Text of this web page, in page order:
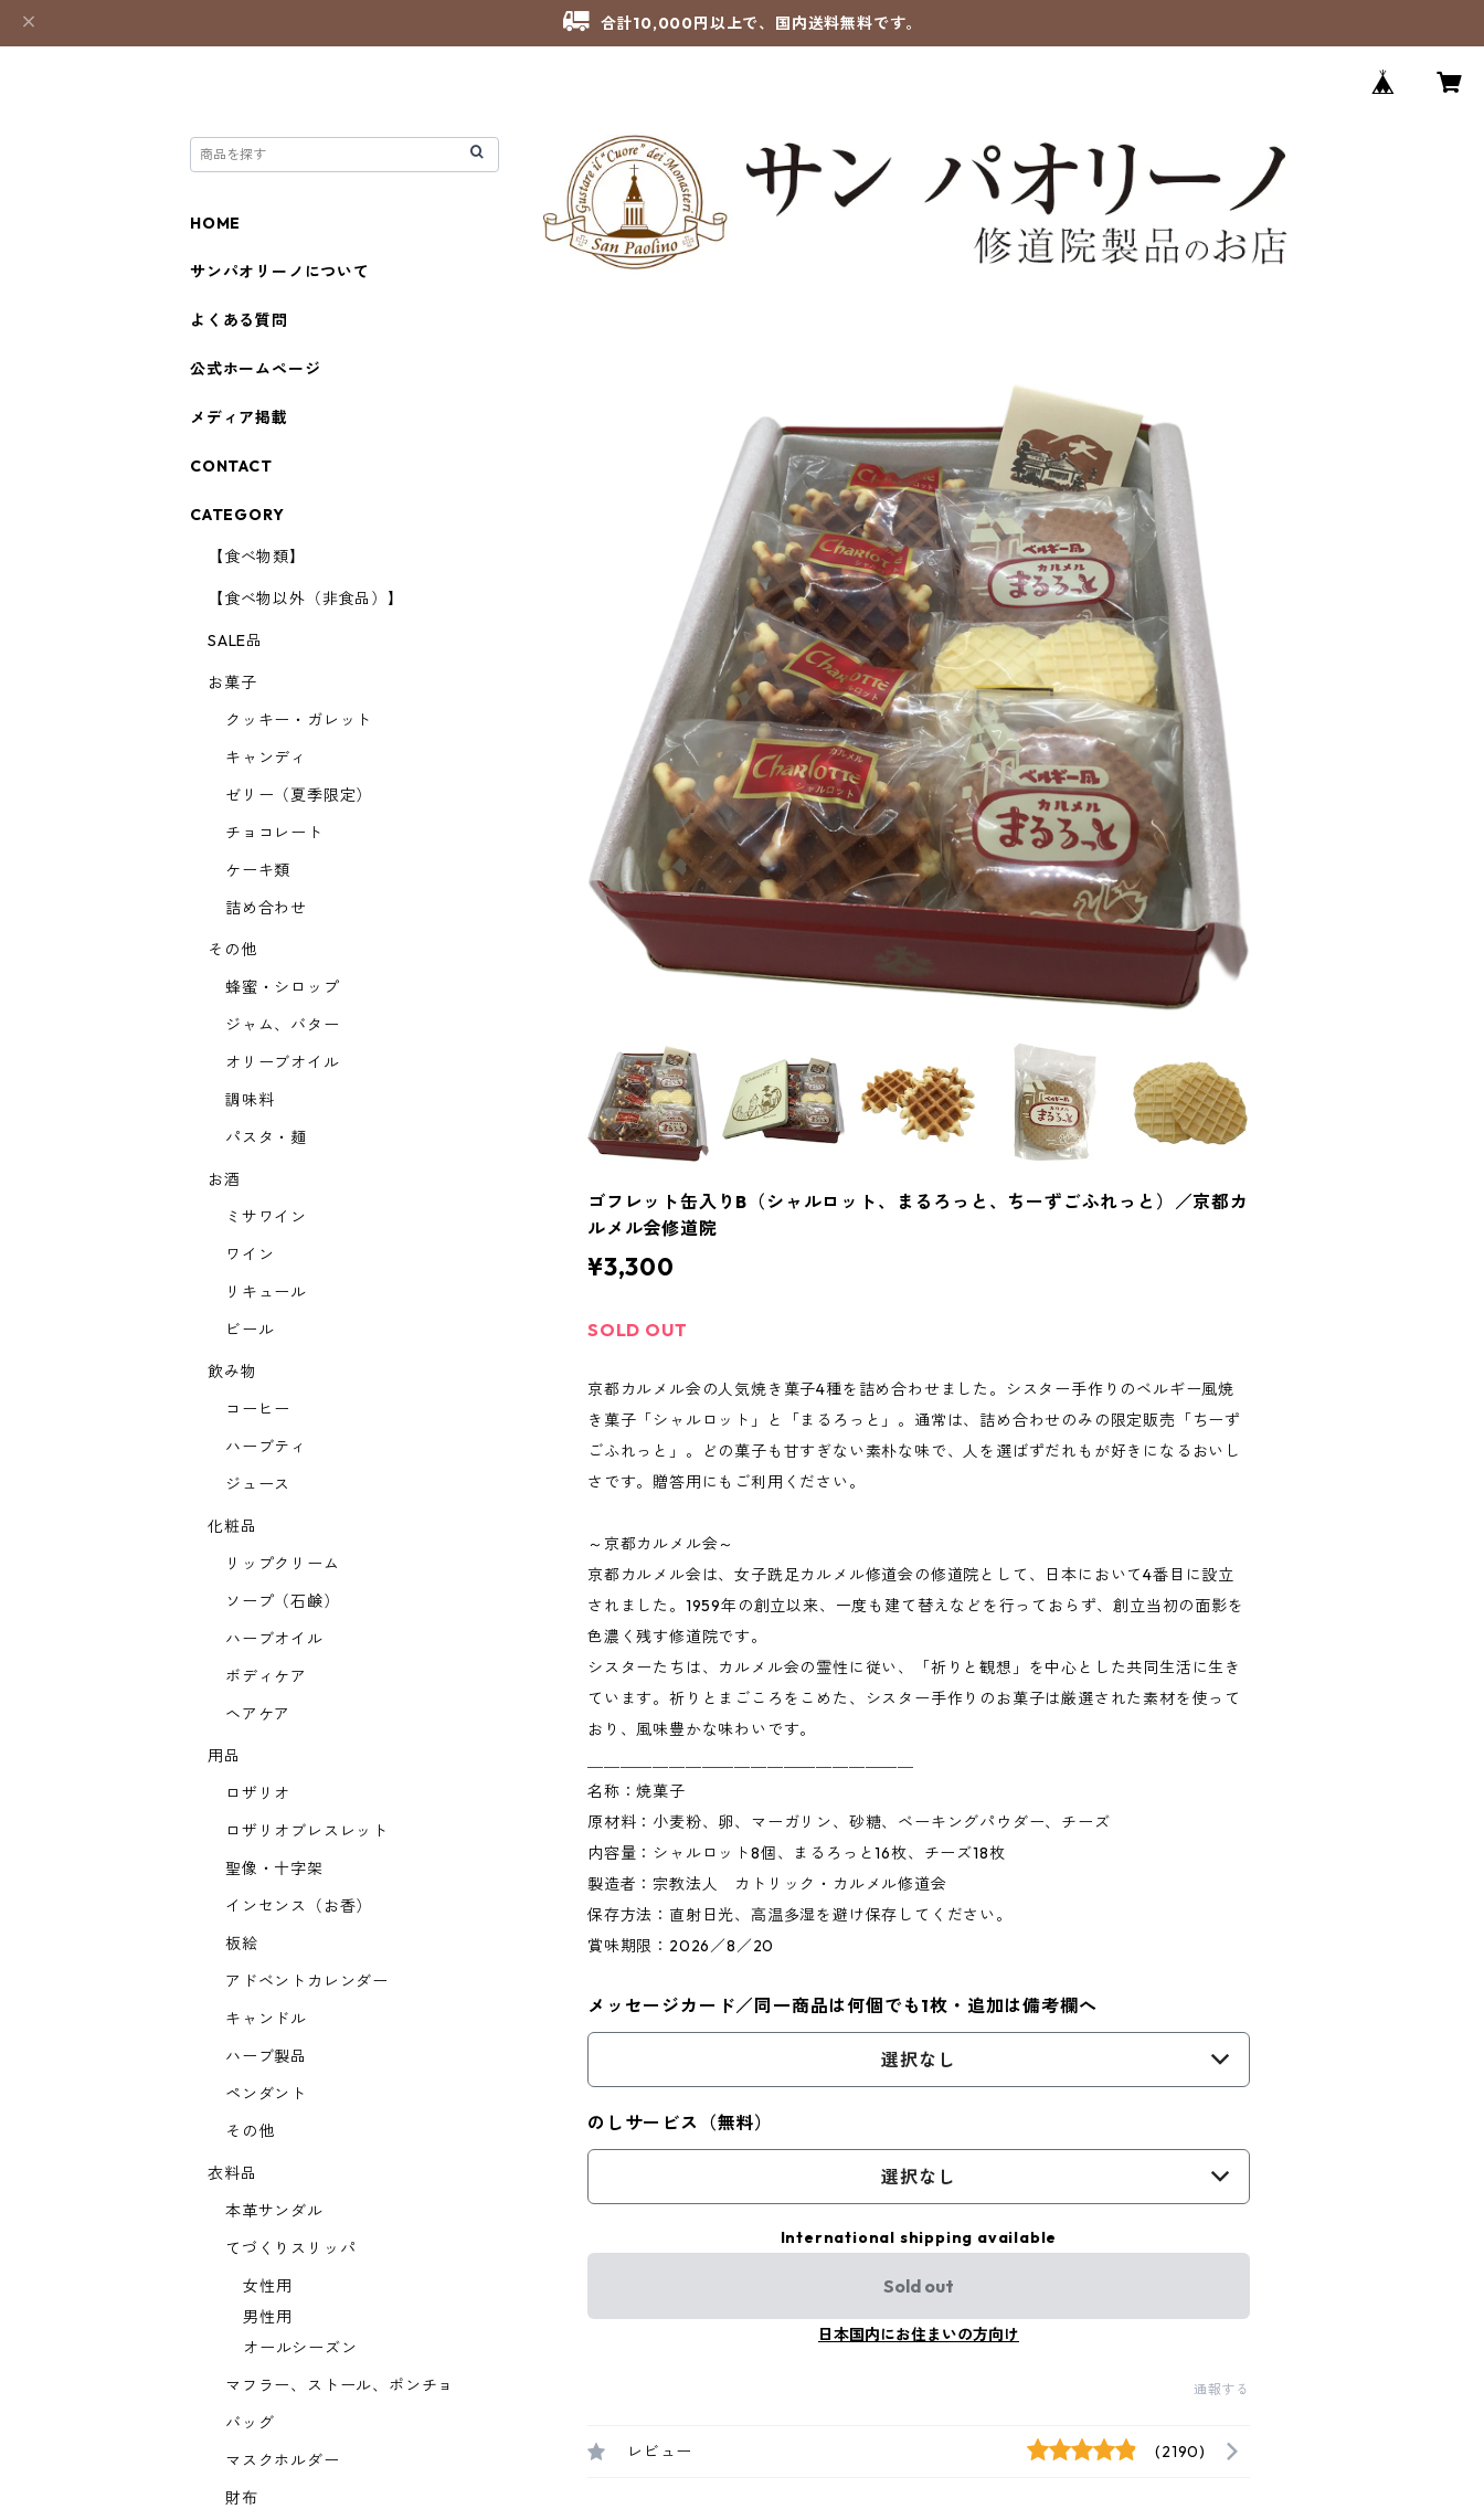
合計10,000円以上で、国内送料無料です。
ゴフレット缶入りB（シャルロット、まるろっと、ちーずごふれっと）／京都カ
ルメル会修道院
¥3,300
SOLD OUT
京都カルメル会の人気焼き菓子4種を詰め合わせました。シスター手作りのベルギー風焼
き菓子「シャルロット」と「まるろっと」。通常は、詰め合わせのみの限定販売「ちーず
ごふれっと」。どの菓子も甘すぎない素朴な味で、人を選ばずだれもが好きになるおいし
さです。贈答用にもご利用ください。
～京都カルメル会～
京都カルメル会は、女子跣足カルメル修道会の修道院として、日本において4番目に設立
されました。1959年の創立以来、一度も建て替えなどを行っておらず、創立当初の面影を
色濃く残す修道院です。
シスターたちは、カルメル会の霊性に従い、「祈りと観想」を中心とした共同生活に生き
ています。祈りとまごころをこめた、シスター手作りのお菓子は厳選された素材を使って
おり、風味豊かな味わいです。
名称：焼菓子
原材料：小麦粉、卵、マーガリン、砂糖、ベーキングパウダー、チーズ
内容量：シャルロット8個、まるろっと16枚、チーズ18枚
製造者：宗教法人 カトリック・カルメル修道会
保存方法：直射日光、高温多湿を避け保存してください。
賞味期限：2026／8／20
メッセージカード／同一商品は何個でも1枚・追加は備考欄へ
選択なし
のしサービス（無料）
選択なし
International shipping available
Sold out
日本国内にお住まいの方向け
通報する
レビュー (2190)
HOME
サンパオリーノについて
よくある質問
公式ホームページ
メディア掲載
CONTACT
CATEGORY
【食べ物類】
【食べ物以外（非食品）】
SALE品
お菓子
クッキー・ガレット
キャンディ
ゼリー（夏季限定）
チョコレート
ケーキ類
詰め合わせ
その他
蜂蜜・シロップ
ジャム、バター
オリーブオイル
調味料
パスタ・麺
お酒
ミサワイン
ワイン
リキュール
ビール
飲み物
コーヒー
ハーブティ
ジュース
化粧品
リップクリーム
ソープ（石鹸）
ハーブオイル
ボディケア
ヘアケア
用品
ロザリオ
ロザリオブレスレット
聖像・十字架
インセンス（お香）
板絵
アドベントカレンダー
キャンドル
ハーブ製品
ペンダント
その他
衣料品
本革サンダル
てづくりスリッパ
女性用
男性用
オールシーズン
マフラー、ストール、ポンチョ
バッグ
マスクホルダー
財布